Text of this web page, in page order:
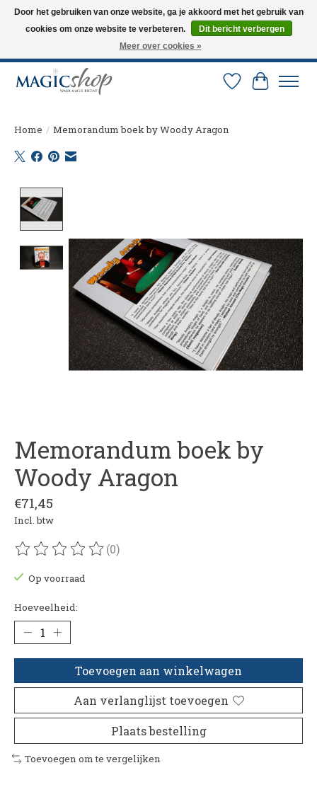
Altijd de nieuwste trucs op voorraad. Snelle verzending via PostNL en DHL.
Langskomen in onze winkel? Bel of mail om een afspraak te maken. 0251-
Verlanglijst
Home / Memorandum boek by Woody Aragon
Memorandum boek by
Woody Aragon
€71,45
Incl. btw
De beoordeling van dit product is
(0)
Op voorraad
Hoeveelheid:
Toevoegen aan winkelwagen
Aan verlanglijst toevoegen
Plaats bestelling
Toevoegen om te vergelijken
Door het gebruiken van onze website, ga je akkoord met het gebruik van
cookies om onze website te verbeteren.
Dit bericht verbergen
Meer over cookies »